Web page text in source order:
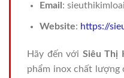
Email :
Website: https://
Hãy đến với Siêu Thị
phẩm inox chất lượng